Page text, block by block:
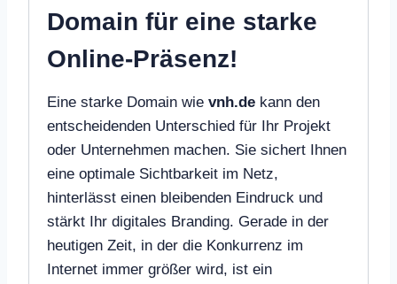
Domain für eine starke
Online-Präsenz!
Eine starke Domain wie vnh.de kann den
entscheidenden Unterschied für Ihr Projekt
oder Unternehmen machen. Sie sichert Ihnen
eine optimale Sichtbarkeit im Netz,
hinterlässt einen bleibenden Eindruck und
stärkt Ihr digitales Branding. Gerade in der
heutigen Zeit, in der die Konkurrenz im
Internet immer größer wird, ist ein